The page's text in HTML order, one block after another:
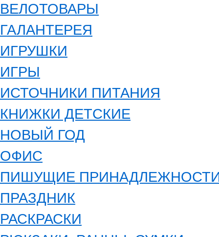
ВЕЛОТОВАРЫ
ГАЛАНТЕРЕЯ
ИГРУШКИ
ИГРЫ
ИСТОЧНИКИ ПИТАНИЯ
КНИЖКИ ДЕТСКИЕ
НОВЫЙ ГОД
ОФИС
ПИШУЩИЕ
ПРАЗДНИК
РАСКРАСКИ